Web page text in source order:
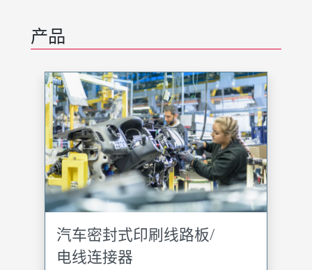
产品
汽车密封式印刷线路板/
电线连接器